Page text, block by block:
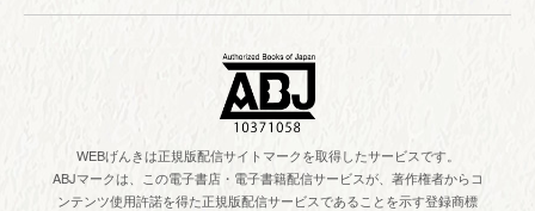
WEBげんきは正規版配信サイトマークを取得したサービスです。
ABJマークは、この電子書店・電子書籍配信サービスが、著作権者からコ
ンテンツ使用許諾を得た正規版配信サービスであることを示す登録商標